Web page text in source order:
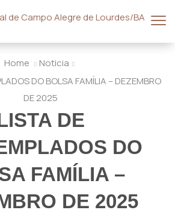
Home
Noticia
DO BOLSA FAMÍLIA – DEZEMBRO
DE 2025
DE
DO
FAMÍLIA –
DE 2025